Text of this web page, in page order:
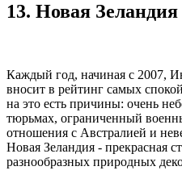
13. Новая Зеландия
Каждый год, начиная с 2007,
вносит в рейтинг самых
на это есть причины: очень
тюрьмах, ограниченный
отношения с Австралией и
Новая Зеландия - прекрасная
разнообразных природных